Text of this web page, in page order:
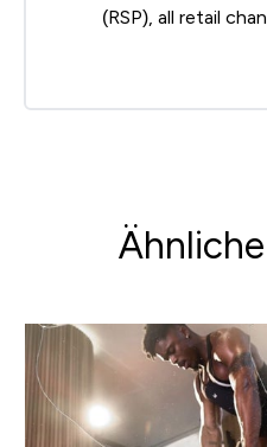
(RSP), all retail